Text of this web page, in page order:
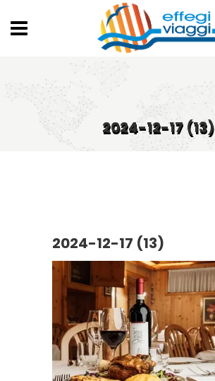
2024-12-17 (13)
2024-12-17 (13)